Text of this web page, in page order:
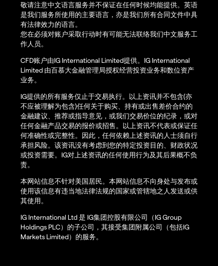
敬请注意中文语言服务并不保证在任何时候均能提供。英语
是我们服务所使用的主要语言，亦是我们所有合同文件中具
有法律效力的语言。
您在必须对账户采取行动时有可能无法联络我们中文服务工
作人员。
CFD账户由IG International Limited提供。IG International
Limited 由百慕大金融管理局授权经营投资业务和数位资产
业务。
IG提供的所有服务仅止于交易执行。以上资讯并不包含(亦
不应被理解为包含)任何关于购买、持有或出售差价合约的
金融建议、推荐或指导意见，或我们交易价位的纪录，或对
任何金融产品交易的报价或招售。以上资讯不代表或保证任
何准确性或完整性。因此，任何依赖上述资讯的人士须自行
承担风险。该资讯没有考虑到您的特定投资目的、财政状况
或投资需要。IG对上述资讯的任何使用行为及其后果概不负
责。
本网站信息不针对美国居民。本网站信息不向身处与发布或
使用该信息有违当地法律法规的国家或管辖地之人发送或供
其使用。
IG International Ltd 是 IG集团控股有限公司（IG Group
Holdings PLC）的子公司，其接受集团附属公司（包括IG
Markets Limited）的服务。